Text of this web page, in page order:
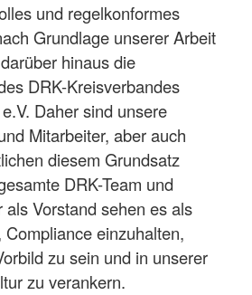
und regelkonformes
Grundlage unserer Arbeit
hinaus die
DRK-Kreisverbandes
Daher sind unsere
Mitarbeiter, aber auch
diesem Grundsatz
DRK-Team und
als Vorstand sehen es als
einzuhalten,
zu sein und in unserer
zu verankern.